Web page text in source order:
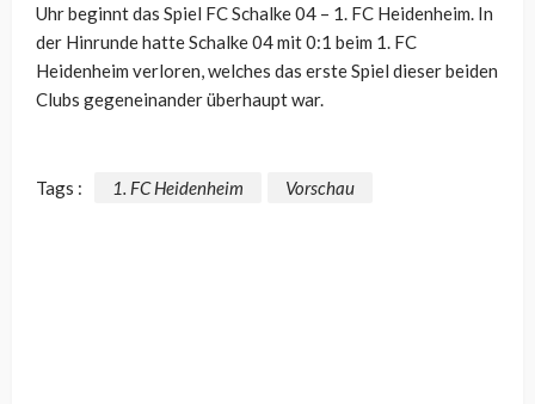
Uhr beginnt das Spiel FC Schalke 04 – 1. FC Heidenheim. In
der Hinrunde hatte Schalke 04 mit 0:1 beim 1. FC
Heidenheim verloren, welches das erste Spiel dieser beiden
Clubs gegeneinander überhaupt war.
Tags : 1. FC Heidenheim Vorschau